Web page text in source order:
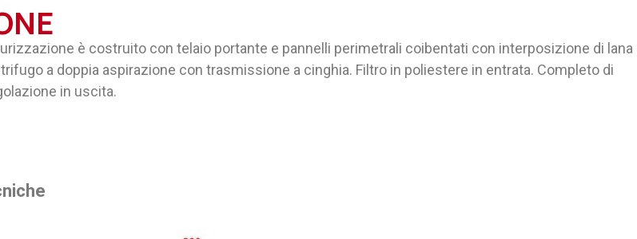
è costruito con telaio portante e pannelli perimetrali coibentati con interposizione di lana
a doppia aspirazione con trasmissione a cinghia. Filtro in poliestere in entrata. Completo di
in uscita.